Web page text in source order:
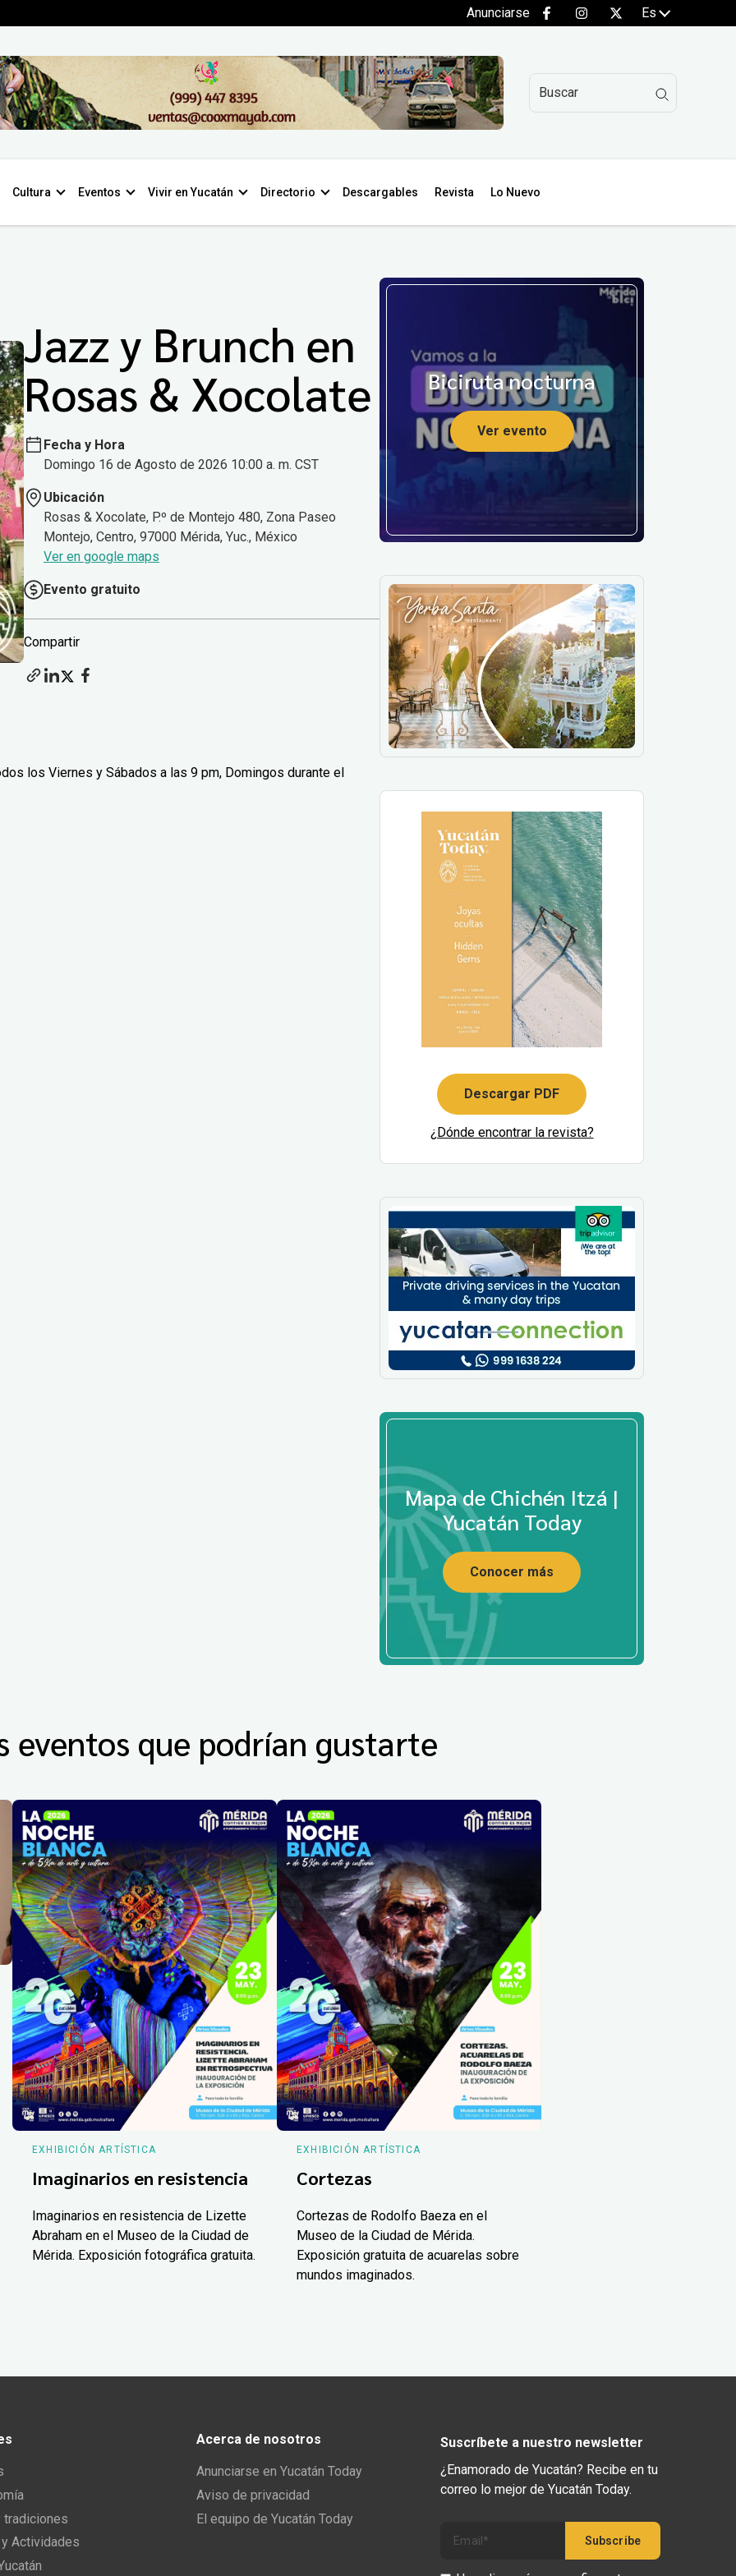
Anunciarse Es
Cultura Eventos Vivir en Yucatán Directorio Descargables Revista Lo Nuevo
Jazz y Brunch en
Rosas & Xocolate
Fecha y Hora
Domingo 16 de Agosto de 2026 10:00 a. m. CST
Ubicación
Rosas & Xocolate, P.º de Montejo 480, Zona Paseo
Montejo, Centro, 97000 Mérida, Yuc., México
Ver en google maps
Evento gratuito
Compartir
los Viernes y Sábados a las 9 pm, Domingos durante el
Biciruta nocturna
Ver evento
Descargar PDF
¿Dónde encontrar la revista?
Mapa de Chichén Itzá |
Yucatán Today
Conocer más
eventos que podrían gustarte
EXHIBICIÓN ARTÍSTICA
Imaginarios en resistencia
Imaginarios en resistencia de Lizette
Abraham en el Museo de la Ciudad de
Mérida. Exposición fotográfica gratuita.
EXHIBICIÓN ARTÍSTICA
Cortezas
Cortezas de Rodolfo Baeza en el
Museo de la Ciudad de Mérida.
Exposición gratuita de acuarelas sobre
mundos imaginados.
tradiciones
Actividades
Acerca de nosotros
Anunciarse en Yucatán Today
Aviso de privacidad
El equipo de Yucatán Today
Suscríbete a nuestro newsletter
¿Enamorado de Yucatán? Recibe en tu
correo lo mejor de Yucatán Today.